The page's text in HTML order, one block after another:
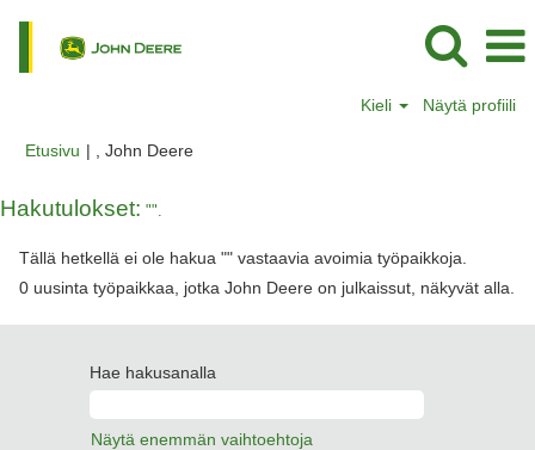
Kieli Näytä profiili
Etusivu | , John Deere(nykyinen
Hakutulokset: "".
Tällä hetkellä ei ole hakua "" vastaavia avoimia työpaikkoja.
0 uusinta työpaikkaa, jotka John Deere on julkaissut, näkyvät alla.
Hae hakusanalla
Näytä enemmän vaihtoehtoja